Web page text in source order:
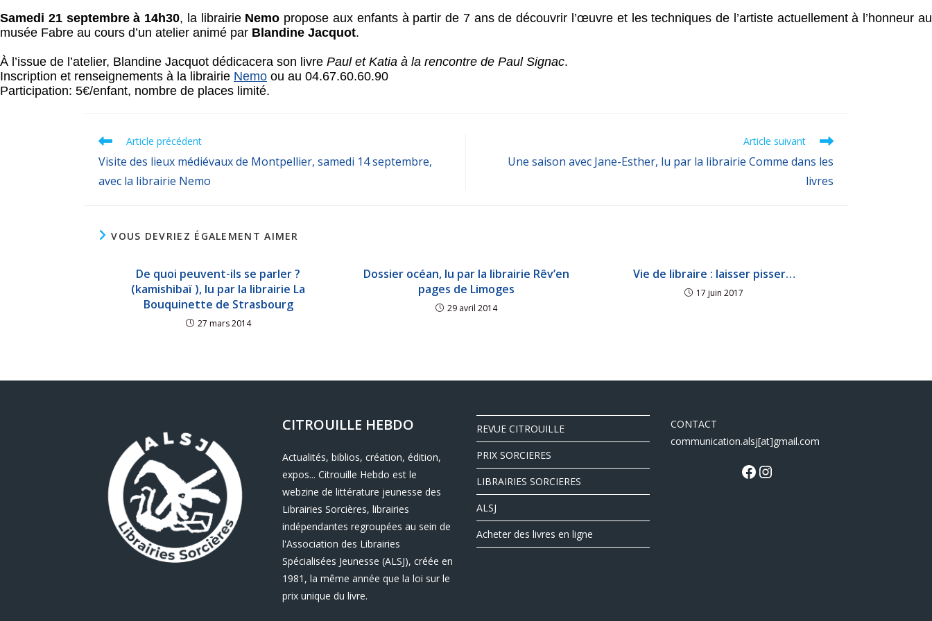
Samedi 21 septembre à 14h30, la librairie Nemo propose aux enfants à partir de 7 ans de découvrir l’œuvre et les techniques de l’artiste actuellement à l’honneur au
musée Fabre au cours d’un atelier animé par Blandine Jacquot.
À l’issue de l’atelier, Blandine Jacquot dédicacera son livre Paul et Katia à la rencontre de Paul Signac.
Inscription et renseignements à la librairie Nemo ou au 04.67.60.60.90
Participation: 5€/enfant, nombre de places limité.
Article précédent
Visite des lieux médiévaux de Montpellier, samedi 14 septembre,
avec la librairie Nemo
Article suivant
Une saison avec Jane-Esther, lu par la librairie Comme dans les
livres
VOUS DEVRIEZ ÉGALEMENT AIMER
De quoi peuvent-ils se parler ?
(kamishibaï ), lu par la librairie La
Bouquinette de Strasbourg
27 mars 2014
Dossier océan, lu par la librairie Rêv’en
pages de Limoges
29 avril 2014
Vie de libraire : laisser pisser…
17 juin 2017
CITROUILLE HEBDO
Actualités, biblios, création, édition,
expos... Citrouille Hebdo est le
webzine de littérature jeunesse des
Librairies Sorcières, librairies
indépendantes regroupées au sein de
l'Association des Librairies
Spécialisées Jeunesse (ALSJ), créée en
1981, la même année que la loi sur le
prix unique du livre.
REVUE CITROUILLE
PRIX SORCIERES
LIBRAIRIES SORCIERES
ALSJ
Acheter des livres en ligne
CONTACT
communication.alsj[at]gmail.com